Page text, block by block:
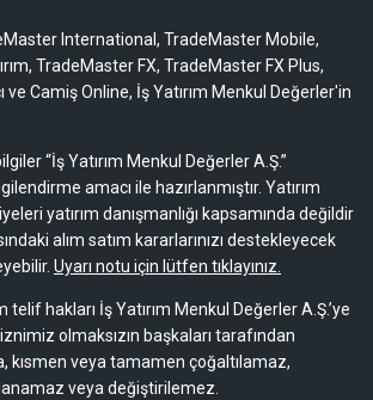
International, TradeMaster Mobile,
TradeMaster FX, TradeMaster FX Plus,
ve Camiş Online, İş Yatırım Menkul Değerler'in
“İş Yatırım Menkul Değerler A.Ş.”
amacı ile hazırlanmıştır. Yatırım
yatırım danışmanlığı kapsamında değildir
alım satım kararlarınızı destekleyecek
Uyarı notu için lütfen tıklayınız.
telif hakları İş Yatırım Menkul Değerler A.Ş.’ye
olmaksızın başkaları tarafından
kısmen veya tamamen çoğaltılamaz,
veya değiştirilemez.